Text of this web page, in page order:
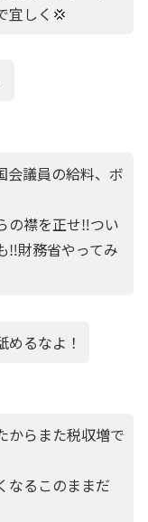
宜しく💢
会議員の給料、ボ
の襟を正せ‼️つい
‼️財務省やってみ
るなよ！
からまた税収増で
なるこのままだ